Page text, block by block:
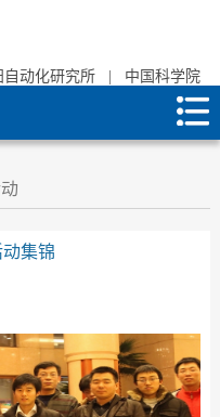
自动化研究所 中国科学院
动集锦